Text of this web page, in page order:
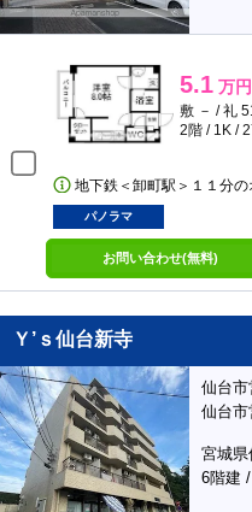
5.1 万円
敷 － / 礼
2階 / 1K /
地下鉄＜卸町駅＞１１分
パノラマ
お問い合わせ(無料)
Ｙ’ｓ仙台新寺
仙台
仙台市
宮城県
6階建